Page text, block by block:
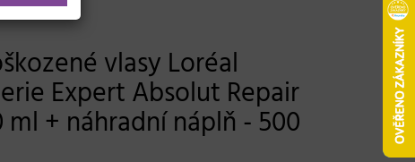
vlasy Loréal
Expert Absolut Repair
+ náhradní náplň - 500